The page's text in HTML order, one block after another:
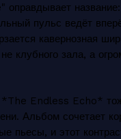
оправдывает название:
пульс ведёт
кавернозная
клубного зала, а
*The Endless Echo*
Альбом сочетает
пьесы, и этот